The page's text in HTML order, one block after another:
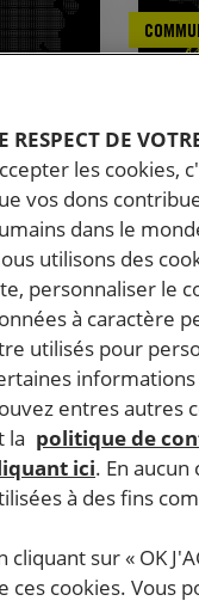
de
les
27
sur
ÉTATS-
RESPECT DE
les cookies,
vos dons
dans le
utilisons des
personnaliser le
à caractère
utilisés pour
entres autres
la politique de
ici. En
à des fins
cliquant sur « OK
ces cookies. Vous